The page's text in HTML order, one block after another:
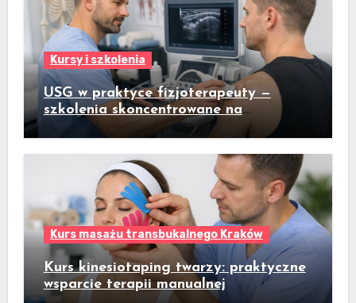
Kursy i szkolenia
USG w praktyce fizjoterapeuty —
szkolenia skoncentrowane na
praktycznym badaniu pacjenta
Kurs masażu transbukalnego Kraków
Kurs kinesiotaping twarzy: praktyczne
wsparcie terapii manualnej